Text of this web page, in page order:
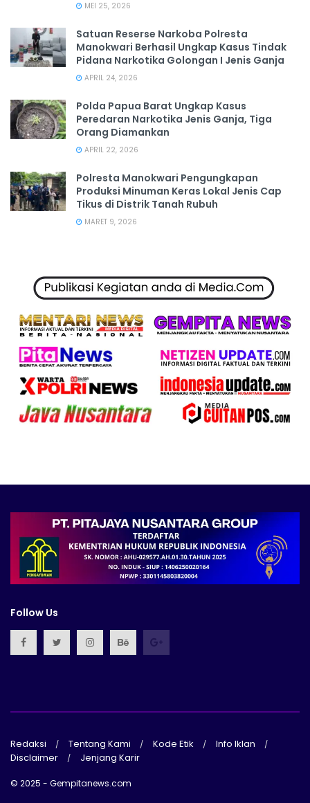
MEI 25, 2026
Satuan Reserse Narkoba Polresta
Manokwari Berhasil Ungkap Kasus Tindak
Pidana Narkotika Golongan I Jenis Ganja
APRIL 24, 2026
Polda Papua Barat Ungkap Kasus
Peredaran Narkotika Jenis Ganja, Tiga
Orang Diamankan
APRIL 22, 2026
Polresta Manokwari Pengungkapan
Produksi Minuman Keras Lokal Jenis Cap
Tikus di Distrik Tanah Rubuh
MARET 9, 2026
Follow Us
Redaksi Tentang Kami Kode Etik
Info Iklan
Disclaimer
Jenjang Karir
© 2025 - Gempitanews.com